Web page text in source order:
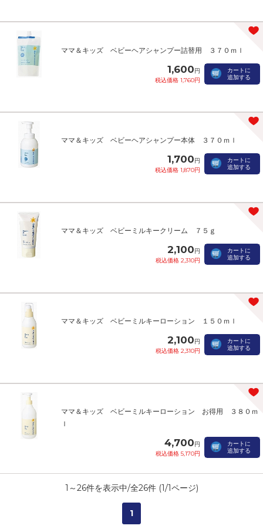
ママ＆キッズ ベビーヘアシャンプー詰替用 ３７０ｍｌ
1,600円
税込価格 1,760円
カートに
追加する
ママ＆キッズ ベビーヘアシャンプー本体 ３７０ｍｌ
1,700円
税込価格 1,870円
カートに
追加する
ママ＆キッズ ベビーミルキークリーム ７５ｇ
2,100円
税込価格 2,310円
カートに
追加する
ママ＆キッズ ベビーミルキーローション １５０ｍｌ
2,100円
税込価格 2,310円
カートに
追加する
ママ＆キッズ ベビーミルキーローション お得用 ３８０ｍ
ｌ
4,700円
税込価格 5,170円
カートに
追加する
1 ～26件を表示中/全26件 (1/1ページ)
1